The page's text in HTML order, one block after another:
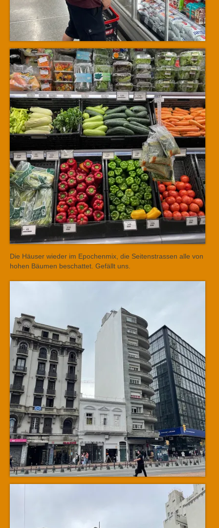
Die Häuser wieder im Epochenmix, die Seitenstrassen alle von
hohen Bäumen beschattet. Gefällt uns.